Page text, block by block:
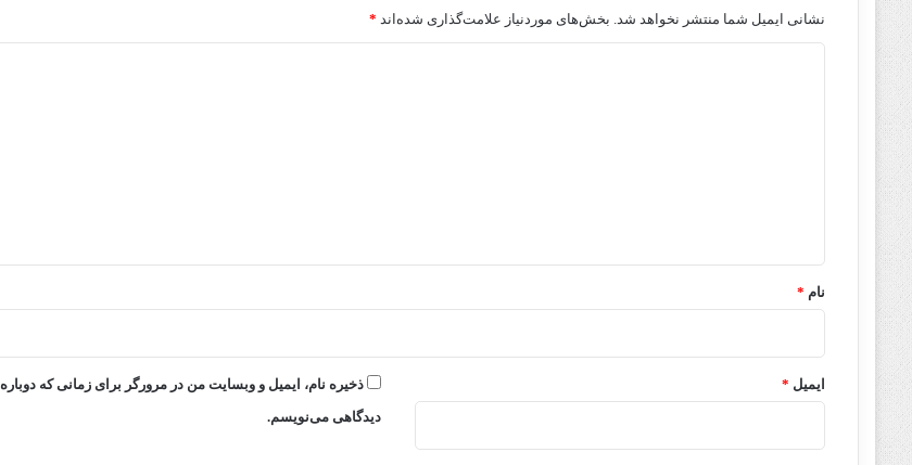
نشانی ایمیل شما منتشر نخواهد شد. بخش‌های موردنیاز علامت‌گذاری شده‌اند *
نام *
ایمیل *
ذخیره نام، ایمیل و وبسایت من در مرورگر برای زمانی که دوباره
دیدگاهی می‌نویسم.